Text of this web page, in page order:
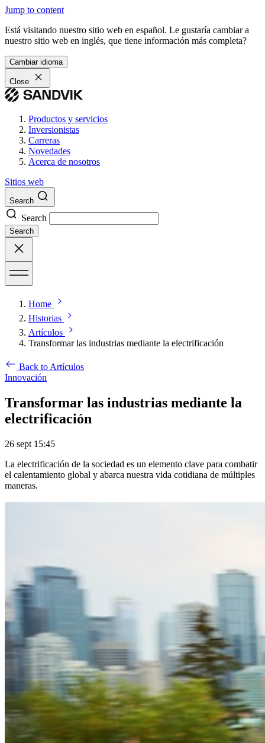
Jump to content
Está visitando nuestro sitio web en español. Le gustaría cambiar a
nuestro sitio web en inglés, que tiene información más completa?
Cambiar idioma
Close
Productos y servicios
Inversionistas
Carreras
Novedades
Acerca de nosotros
Sitios web
Search
Search
Search
Home
Historias
Artículos
Transformar las industrias mediante la electrificación
Back to Artículos
Innovación
Transformar las industrias mediante la
electrificación
26 sept 15:45
La electrificación de la sociedad es un elemento clave para combatir
el calentamiento global y abarca nuestra vida cotidiana de múltiples
maneras.